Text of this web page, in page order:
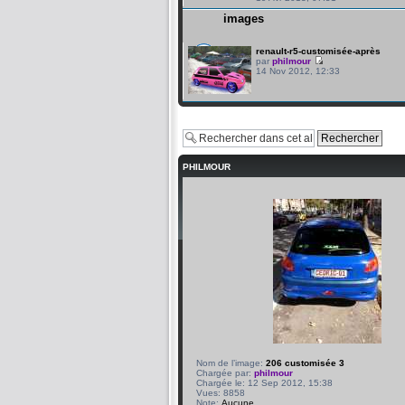
images
renault-r5-customisée-après
par philmour
14 Nov 2012, 12:33
PHILMOUR
Nom de l’image: 206 customisée 3
Chargée par: philmour
Chargée le: 12 Sep 2012, 15:38
Vues: 8858
Note: Aucune